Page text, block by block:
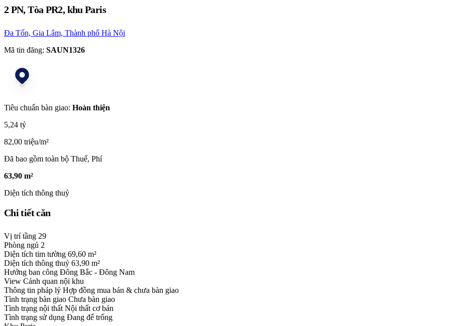
2 PN, Tòa PR2, khu Paris
Đa Tốn, Gia Lâm, Thành phố Hà Nội
Mã tin đăng: SAUN1326
Tiêu chuẩn bàn giao: Hoàn thiện
5,24 tỷ
82,00 triệu/m²
Đã bao gồm toàn bộ Thuế, Phí
63,90 m²
Diện tích thông thuỷ
Chi tiết căn
Vị trí tầng 29
Phòng ngủ 2
Diện tích tim tường 69,60 m²
Diện tích thông thuỷ 63,90 m²
Hướng ban công Đông Bắc - Đông Nam
View Cảnh quan nội khu
Thông tin pháp lý Hợp đồng mua bán & chưa bàn giao
Tình trạng bàn giao Chưa bàn giao
Tình trạng nội thất Nội thất cơ bản
Tình trạng sử dụng Đang để trống